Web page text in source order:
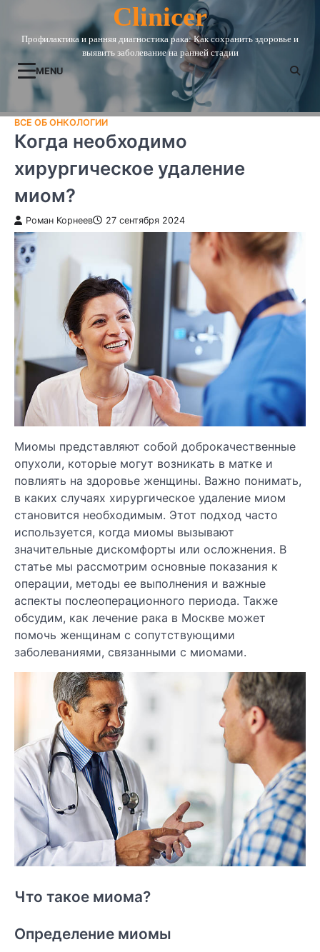
content
Clinicer
Профилактика и ранняя диагностика рака: Как сохранить здоровье и
выявить заболевание на ранней стадии
MENU
ВСЕ ОБ ОНКОЛОГИИ
Когда необходимо
хирургическое удаление
миом?
Роман Корнеев 27 сентября 2024
Миомы представляют собой доброкачественные
опухоли, которые могут возникать в матке и
повлиять на здоровье женщины. Важно понимать,
в каких случаях хирургическое удаление миом
становится необходимым. Этот подход часто
используется, когда миомы вызывают
значительные дискомфорты или осложнения. В
статье мы рассмотрим основные показания к
операции, методы ее выполнения и важные
аспекты послеоперационного периода. Также
обсудим, как лечение рака в Москве может
помочь женщинам с сопутствующими
заболеваниями, связанными с миомами.
Что такое миома?
Определение миомы